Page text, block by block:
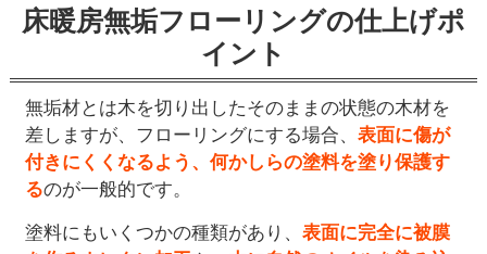
床暖房無垢フローリングの仕上げポ
イント
無垢材とは木を切り出したそのままの状態の木材を
差しますが、フローリングにする場合、表面に傷が
付きにくくなるよう、何かしらの塗料を塗り保護す
るのが一般的です。
塗料にもいくつかの種類があり、表面に完全に被膜